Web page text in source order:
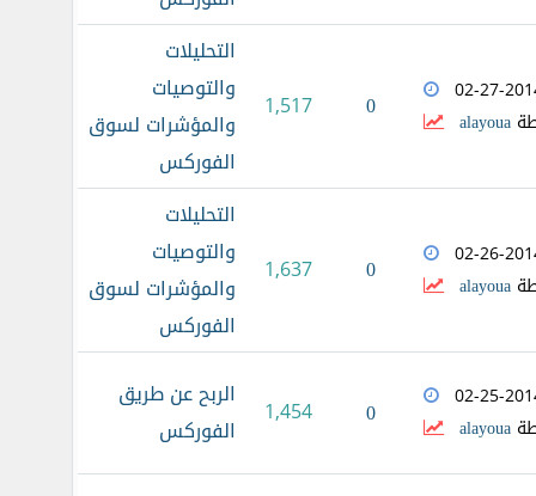
02-27-
alayoua
0
1,517
التحليلات
والتوصيات
والمؤشرات لسوق
الفوركس
02-26-
alayoua
0
1,637
التحليلات
والتوصيات
والمؤشرات لسوق
الفوركس
02-25-
alayoua
0
1,454
الربح عن طريق
الفوركس